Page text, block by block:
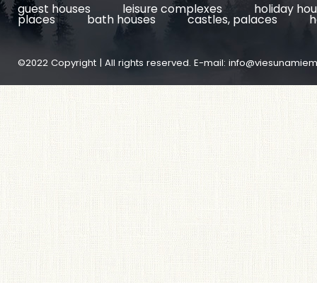
guest houses leisure complexes holiday
places bath houses castles, palaces
©2022 Copyright | All rights reserved. E-mail: